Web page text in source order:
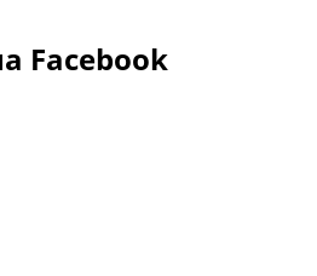
Facebook